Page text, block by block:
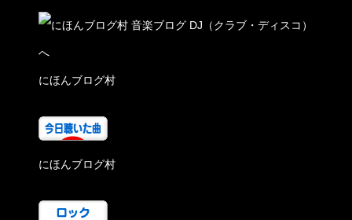
にほんブログ村
にほんブログ村